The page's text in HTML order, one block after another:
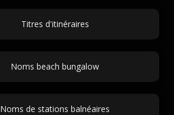
Titres d'itinéraires
Noms beach bungalow
Noms de stations balnéaires